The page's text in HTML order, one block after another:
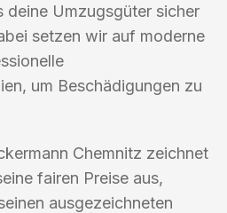
deine Umzugsgüter sicher
setzen wir auf moderne
um Beschädigungen zu
Chemnitz zeichnet
fairen Preise aus,
ausgezeichneten